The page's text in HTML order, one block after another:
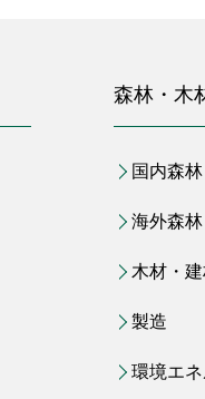
ンドウで開く）
森林・木
国内森林
海外森林
木材・
製造
環境エ